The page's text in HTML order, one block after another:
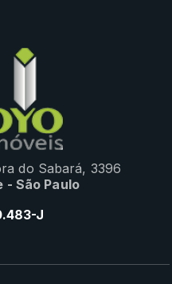
do Sabará, 3396
- São Paulo
J